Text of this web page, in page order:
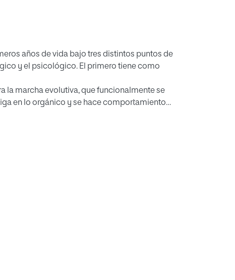
años de vida bajo tres distintos puntos de
y el psicológico. El primero tiene como
la marcha evolutiva, que funcionalmente se
en lo orgánico y se hace comportamiento
En un tercer plano intentamos
de observable en cuanto tal, mirando a
incluyendo los reflejos condicionados y